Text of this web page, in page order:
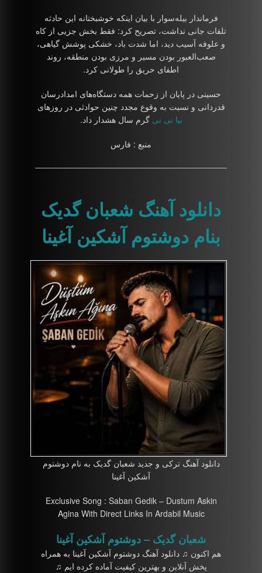
فرماندار بیله‌سوار با بیان اینکه خوشبختانه این حادثه
تلفات جانی نداشت، تصریح کرد: فقط بخش جزیی از کاه
و علوفه آسیب دید، اما شدت باد، خشکی پوشش گیاهی،
صعب‌العبور بودن مسیر و مرزی بودن منطقه، روند
اطفای حریق را طولانی کرد.
حسینی در پایان از زحمات همه دستگاه‌های امدادرسان
قدردانی و نسبت به وقوع مجدد چنین حوادثی در روزهای
بیا نی نی گرم سال هشدار داد.
منبع : فارس
دانلود آهنگ شعبان گدیک
بنام دوشتوم آشکین آغینا
دانلود آهنگ ترکی و جدید شعبان گدیک به نام دوشتوم
آشکین آغینا
Exclusive Song : Saban Gedik – Dustum Askin
Agina With Direct Links In Ardabil Music
شعبان گدیک – دوشتوم آشکین آغینا
هم اکنون ♫ دانلود آهنگ دوشتوم آشکین آغینا به همراه
پخش آنلاین و بهترین کیفیت آماده کرده ایم ♫